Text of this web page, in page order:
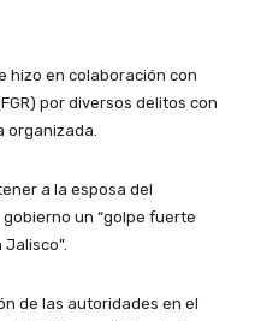
hizo en colaboración con
por diversos delitos con
organizada.
a la esposa del
gobierno un “golpe fuerte
de las autoridades en el